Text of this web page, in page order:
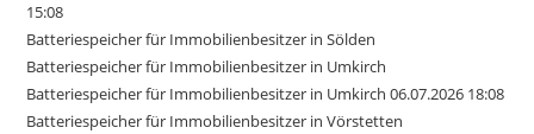
15:08
Batteriespeicher für Immobilienbesitzer in Sölden
Batteriespeicher für Immobilienbesitzer in Umkirch
Batteriespeicher für Immobilienbesitzer in Umkirch 06.07.2026 18:08
Batteriespeicher für Immobilienbesitzer in Vörstetten